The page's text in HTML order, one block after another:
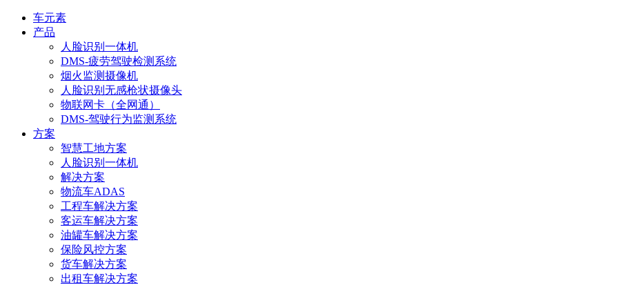
车元素
产品
人脸识别一体机
DMS-疲劳驾驶检测系统
烟火监测摄像机
人脸识别无感枪状摄像头
物联网卡（全网通）
DMS-驾驶行为监测系统
方案
智慧工地方案
人脸识别一体机
解决方案
物流车ADAS
工程车解决方案
客运车解决方案
油罐车解决方案
保险风控方案
货车解决方案
出租车解决方案